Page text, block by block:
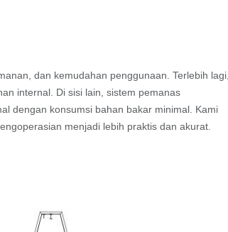
dan kemudahan penggunaan. Terlebih
internal. Di sisi lain, sistem pemanas
dengan konsumsi bahan bakar minimal. Kami
menjadi lebih praktis dan akurat.